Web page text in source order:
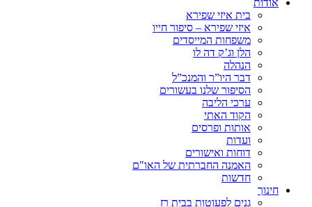
אודות
בית איזי שפירא
איזי שפירא – סיפור חייו
משפחות המייסדים
הלן וג’ק דה לו
הנהלה
דבר היו”ר והמנכ”ל
הסיפור שלנו בעשורים
ערכי הליבה
הקוד האתי
אותות ופרסים
ועדות
דוחות ואישורים
האמנה החברתית של האו"ם
חדשות
חינוך
גנים לפעוטות בבית רז